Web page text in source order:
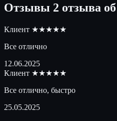
Отзывы 2 отзыва
Клиент ★★★★★
Все отлично
12.06.2025
Клиент ★★★★★
Все отлично, быстро
25.05.2025